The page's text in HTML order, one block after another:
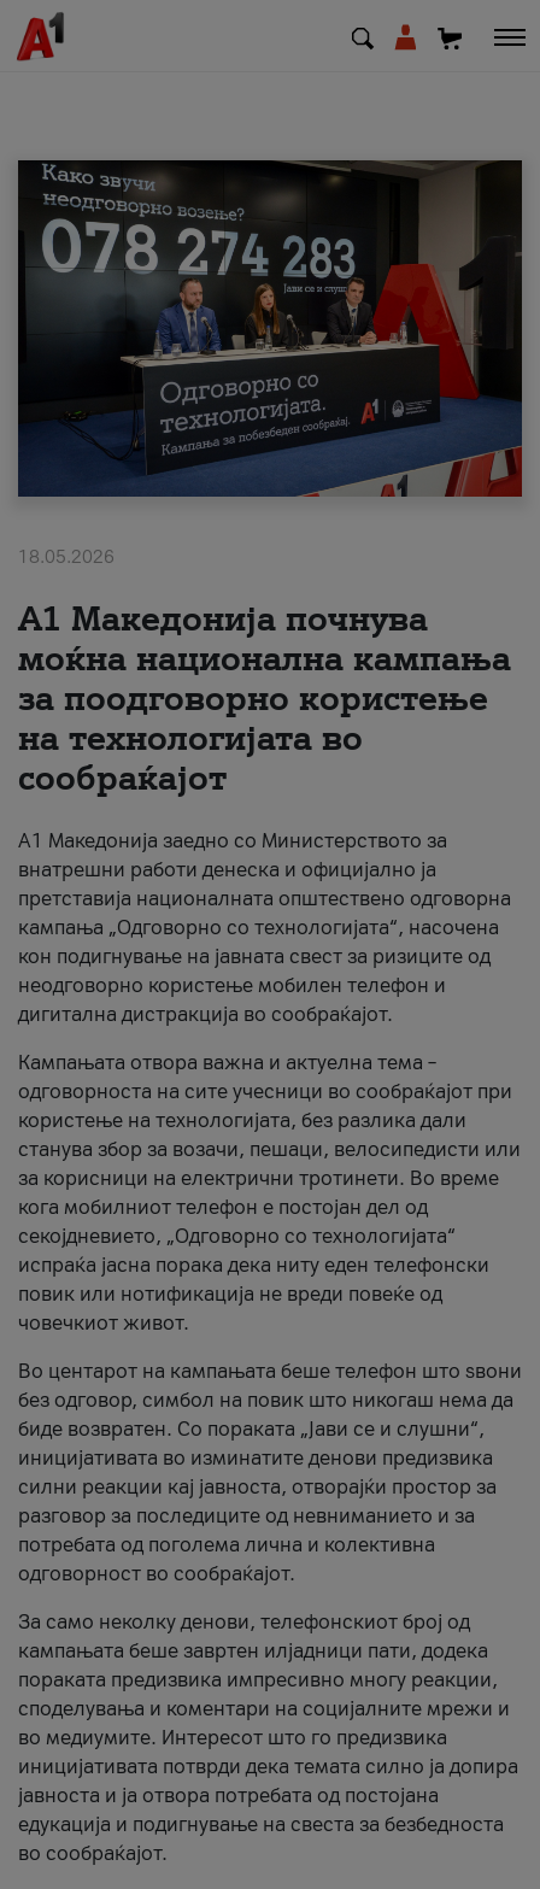
МК EN SQ
Деловни
Поддршка
Надополни кредит
#ПодобарОнлајн
18.05.2026
A1 Македонија почнува
моќна национална кампања
за поодговорно користење
на технологијата во
сообраќајот
A1 Македонија заедно со Министерството за
внатрешни работи денеска и официјално ја
претставија националната општествено одговорна
кампања „Одговорно со технологијата“, насочена
кон подигнување на јавната свест за ризиците од
неодговорно користење мобилен телефон и
дигитална дистракција во сообраќајот.
Кампањата отвора важна и актуелна тема –
одговорноста на сите учесници во сообраќајот при
користење на технологијата, без разлика дали
станува збор за возачи, пешаци, велосипедисти или
за корисници на електрични тротинети. Во време
кога мобилниот телефон е постојан дел од
секојдневието, „Одговорно со технологијата“
испраќа јасна порака дека ниту еден телефонски
повик или нотификација не вреди повеќе од
човечкиот живот.
Во центарот на кампањата беше телефон што ѕвони
без одговор, симбол на повик што никогаш нема да
биде возвратен. Со пораката „Јави се и слушни“,
иницијативата во изминатите денови предизвика
силни реакции кај јавноста, отворајќи простор за
разговор за последиците од невниманието и за
потребата од поголема лична и колективна
одговорност во сообраќајот.
За само неколку денови, телефонскиот број од
кампањата беше завртен илјадници пати, додека
пораката предизвика импресивно многу реакции,
споделувања и коментари на социјалните мрежи и
во медиумите. Интересот што го предизвика
иницијативата потврди дека темата силно ја допира
јавноста и ја отвора потребата од постојана
едукација и подигнување на свеста за безбедноста
во сообраќајот.